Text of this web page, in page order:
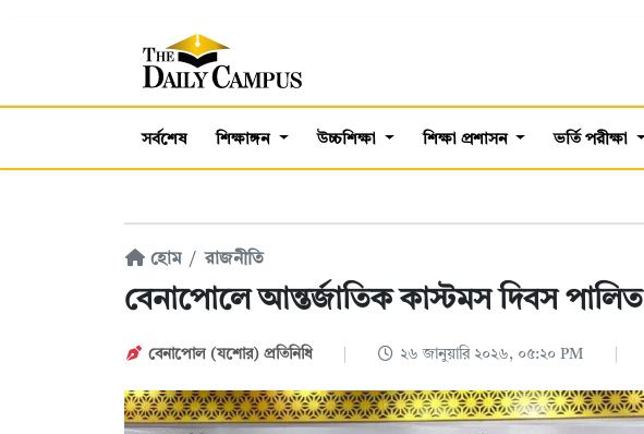
সর্বশেষ শিক্ষাঙ্গন উচ্চশিক্ষা শিক্ষা প্রশাসন ভর্তি পরীক্ষা
হোম রাজনীতি
বেনাপোলে আন্তর্জাতিক কাস্টমস দিবস পালিত
বেনাপোল (যশোর) প্রতিনিধি ২৬ জানুয়ারি ২০২৬, ০৫:২০ PM